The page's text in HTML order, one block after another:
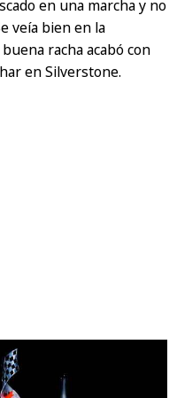
en una marcha y no
veía bien en la
racha acabó con
en Silverstone.